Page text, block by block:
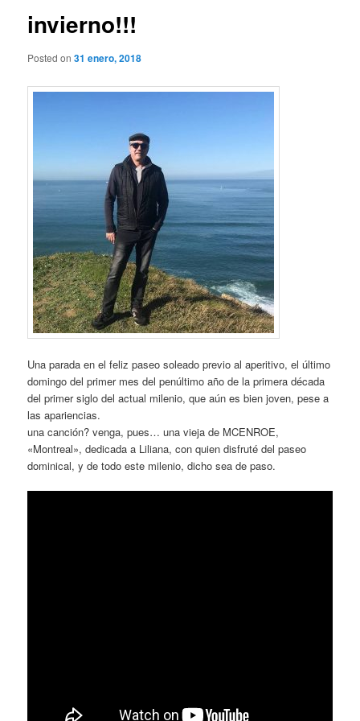
invierno!!!
Posted on31 enero, 2018
Una parada en el feliz paseo soleado previo al aperitivo, el último
domingo del primer mes del penúltimo año de la primera década
del primer siglo del actual milenio, que aún es bien joven, pese a
las apariencias.
una canción? venga, pues… una vieja de MCENROE,
«Montreal», dedicada a Liliana, con quien disfruté del paseo
dominical, y de todo este milenio, dicho sea de paso.